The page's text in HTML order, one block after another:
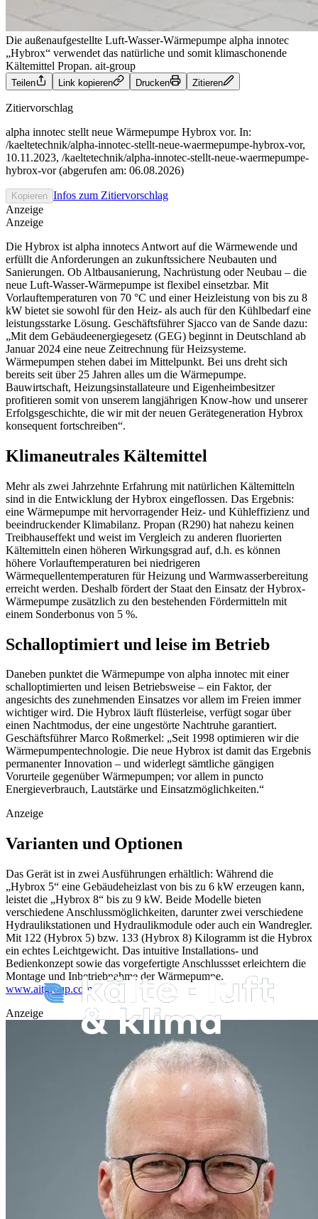
Die außenaufgestellte Luft-Wasser-Wärmepumpe alpha innotec
„Hybrox“ verwendet das natürliche und somit klimaschonende
Kältemittel Propan. ait-group
Teilen Link kopieren Drucken Zitieren
Zitiervorschlag
alpha innotec stellt neue Wärmepumpe Hybrox vor. In:
/kaeltetechnik/alpha-innotec-stellt-neue-waermepumpe-hybrox-vor,
10.11.2023, /kaeltetechnik/alpha-innotec-stellt-neue-waermepumpe-
hybrox-vor (abgerufen am: 06.08.2026)
Kopieren Infos zum Zitiervorschlag
Anzeige
Anzeige
Die Hybrox ist alpha innotecs Antwort auf die Wärmewende und
erfüllt die Anforderungen an zukunftssichere Neubauten und
Sanierungen. Ob Altbausanierung, Nachrüstung oder Neubau – die
neue Luft-Wasser-Wärmepumpe ist flexibel einsetzbar. Mit
Vorlauftemperaturen von 70 °C und einerHeizleistung von bis zu 8
kW bietet sie sowohl für den Heiz- als auch für den Kühlbedarf eine
leistungsstarke Lösung. Geschäftsführer Sjacco van de Sande dazu:
„Mit dem Gebäudeenergiegesetz (GEG) beginnt in Deutschland ab
Januar 2024 eine neue Zeitrechnung für Heizsysteme.
Wärmepumpen stehen dabei im Mittelpunkt. Bei uns dreht sich
bereits seit über 25 Jahren alles um die Wärmepumpe.
Bauwirtschaft, Heizungsinstallateure und Eigenheimbesitzer
profitieren somit von unserem langjährigen Know-how und unserer
Erfolgsgeschichte, die wir mit der neuen Gerätegeneration Hybrox
konsequent fortschreiben“.
Klimaneutrales Kältemittel
Mehr als zwei Jahrzehnte Erfahrung mit natürlichen Kältemitteln
sind in die Entwicklung der Hybrox eingeflossen. Das Ergebnis:
eine Wärmepumpe mit hervorragender Heiz- und Kühleffizienz und
beeindruckender Klimabilanz. Propan (R290) hat nahezu keinen
Treibhauseffekt und weist im Vergleich zu anderen fluorierten
Kältemitteln einen höheren Wirkungsgrad auf, d.h. es können
höhere Vorlauftemperaturen bei niedrigeren
Wärmequellentemperaturen für Heizung und Warmwasserbereitung
erreicht werden. Deshalb fördert der Staat den Einsatz der Hybrox-
Wärmepumpe zusätzlich zu den bestehenden Fördermitteln mit
einem Sonderbonus von 5 %.
Schalloptimiert und leise im Betrieb
Daneben punktet die Wärmepumpe von alpha innotec mit einer
schalloptimierten und leisen Betriebsweise – ein Faktor, der
angesichts des zunehmenden Einsatzes vor allem im Freien immer
wichtiger wird. Die Hybrox läuft flüsterleise, verfügt sogar über
einen Nachtmodus, der eine ungestörte Nachtruhe garantiert.
Geschäftsführer Marco Roßmerkel: „Seit 1998 optimieren wir die
Wärmepumpentechnologie. Die neue Hybrox ist damit das Ergebnis
permanenter Innovation – und widerlegt sämtliche gängigen
Vorurteile gegenüber Wärmepumpen; vor allem in puncto
Energieverbrauch, Lautstärke und Einsatzmöglichkeiten.“
Anzeige
Varianten und Optionen
Das Gerät ist in zwei Ausführungen erhältlich: Während die
„Hybrox 5“ eine Gebäudeheizlast von bis zu 6 kW erzeugen kann,
leistet die „Hybrox 8“ bis zu 9 kW. Beide Modelle bieten
verschiedene Anschlussmöglichkeiten, darunter zwei verschiedene
Hydraulikstationen und Hydraulikmodule oder auch ein Wandregler.
Mit 122 (Hybrox 5) bzw. 133 (Hybrox 8) Kilogramm ist die Hybrox
ein echtes Leichtgewicht. Das intuitive Installations- und
Bedienkonzept sowie das vorgefertigte Anschlussset erleichtern die
Montage und Inbetriebnahme der Wärmepumpe.
www.aitgroup.com
Anzeige